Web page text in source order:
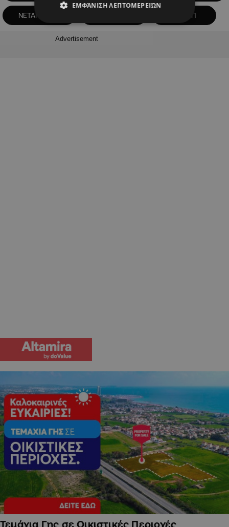
ΝΕΤΑΝΙΑΧΟΥ ΤΡΑΜΠ
Advertisement
Τεμάχια Γης σε Οικιστικές Περιοχές
ΕΜΦΆΝΙΣΗ ΛΕΠΤΟΜΕΡΕΙΏΝ